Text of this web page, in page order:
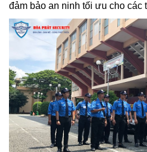
đảm bảo an ninh tối ưu cho các